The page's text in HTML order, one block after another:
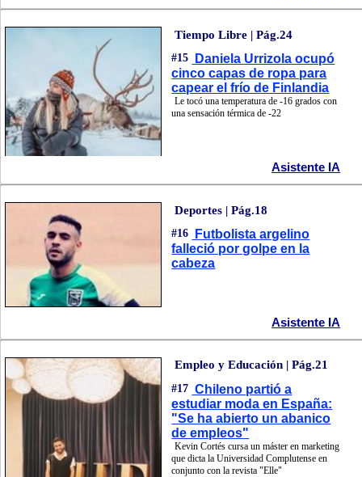
Tiempo Libre | Pág.24
#15
Daniela Urrizola ocupó
cinco capas de ropa para
capear el frío de Finlandia
Le tocó una temperatura de -16 grados con
una sensación térmica de -22
Asistente IA
Deportes | Pág.18
#16
Futbolista argelino
falleció por golpe en la
cabeza
Asistente IA
Empleo y Educación | Pág.21
#17 Chileno partió a
estudiar moda en España:
"Se ha abierto un abanico
de empleos"
Kevin Cortés cursa un máster en marketing
que dicta la Universidad Complutense en
conjunto con la revista "Elle"